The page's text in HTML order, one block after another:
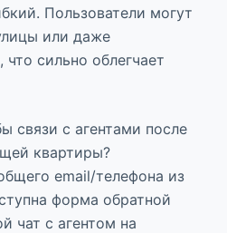
Пользователи могут
или даже
что сильно облегчает
связи с агентами после
квартиры?
email/телефона из
форма обратной
чат с агентом на